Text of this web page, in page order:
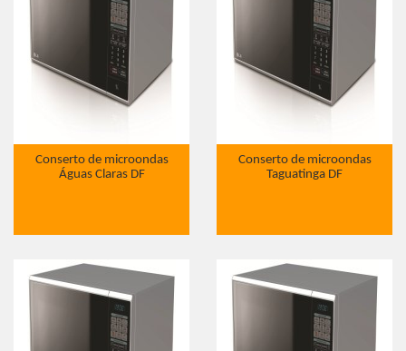
Conserto de microondas
Águas Claras DF
Conserto de microondas
Taguatinga DF